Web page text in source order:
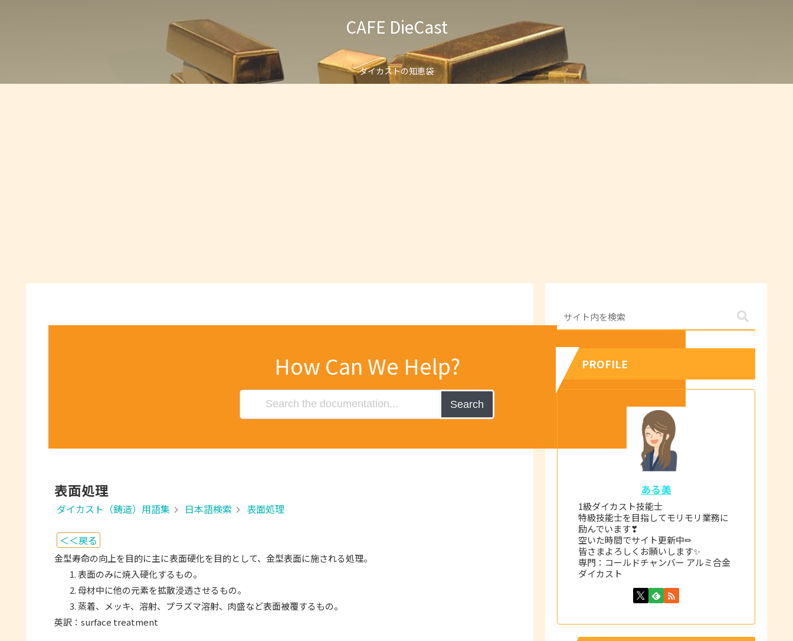
CAFE DieCast
ダイカストの知恵袋
How Can We Help?
Search
表面処理
ダイカスト（鋳造）用語集 日本語検索 表面処理
＜＜戻る
金型寿命の向上を目的に主に表面硬化を目的として、金型表面に施される処理。
表面のみに焼入硬化するもの。
母材中に他の元素を拡散浸透させるもの。
蒸着、メッキ、溶射、プラズマ溶射、肉盛など表面被覆するもの。
英訳：surface treatment
PROFILE
ある美
1級ダイカスト技能士
特級技能士を目指してモリモリ業務に
励んでいます❣
空いた時間でサイト更新中✏
皆さまよろしくお願いします✨
専門：コールドチャンバー アルミ合金
ダイカスト